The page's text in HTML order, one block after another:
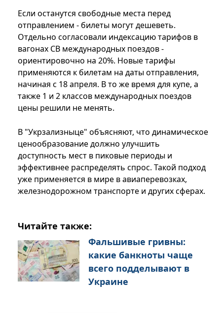
Если останутся свободные места перед
отправлением - билеты могут дешеветь.
Отдельно согласовали индексацию тарифов в
вагонах СВ международных поездов -
ориентировочно на 20%. Новые тарифы
применяются к билетам на даты отправления,
начиная с 18 апреля. В то же время для купе, а
также 1 и 2 классов международных поездов
цены решили не менять.
В "Укрзализныце" объясняют, что динамическое
ценообразование должно улучшить
доступность мест в пиковые периоды и
эффективнее распределять спрос. Такой подход
уже применяется в мире в авиаперевозках,
железнодорожном транспорте и других сферах.
Читайте также:
Фальшивые гривны:
какие банкноты чаще
всего подделывают в
Украине